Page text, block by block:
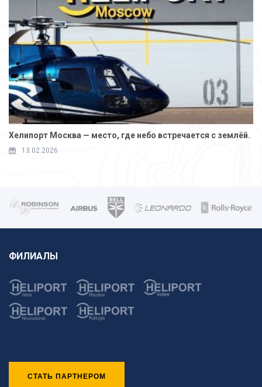
Хелипорт Москва — место, где небо встречается с землёй.
13.02.2026
ФИЛИАЛЫ
СТАТЬ ПАРТНЕРОМ